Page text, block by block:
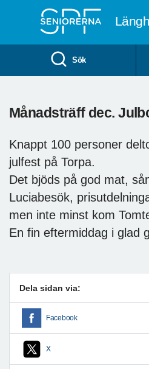
Sök
Månadsträff dec.
Knappt 100 personer
julfest på Torpa.
Det bjöds på god mat,
Luciabesök,
men inte minst kom
En fin eftermiddag i glad
Dela sidan via:
Facebook
X